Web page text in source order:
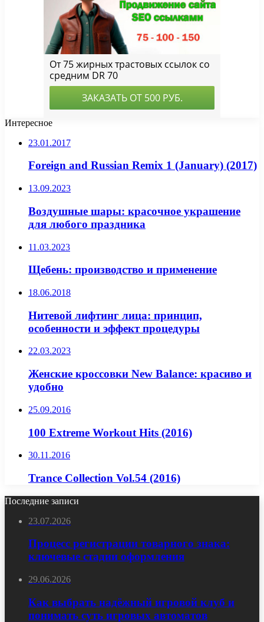
Интересное
23.01.2017
Foreign and Russian Remix 1 (January) (2017)
13.09.2023
Воздушные шары: красочное украшение
для любого праздника
11.03.2023
Щебень: производство и применение
18.06.2018
Нитевой лифтинг лица: принцип,
особенности и эффект процедуры
22.03.2023
Женские кроссовки New Balance: красиво и
удобно
25.09.2016
100 Extreme Workout Hits (2016)
30.11.2016
Trance Collection Vol.54 (2016)
Последние записи
23.07.2026
Процесс регистрации товарного знака:
ключевые стадии оформления
29.06.2026
Как выбрать надёжный игровой клуб и
понимать суть игровых автоматов